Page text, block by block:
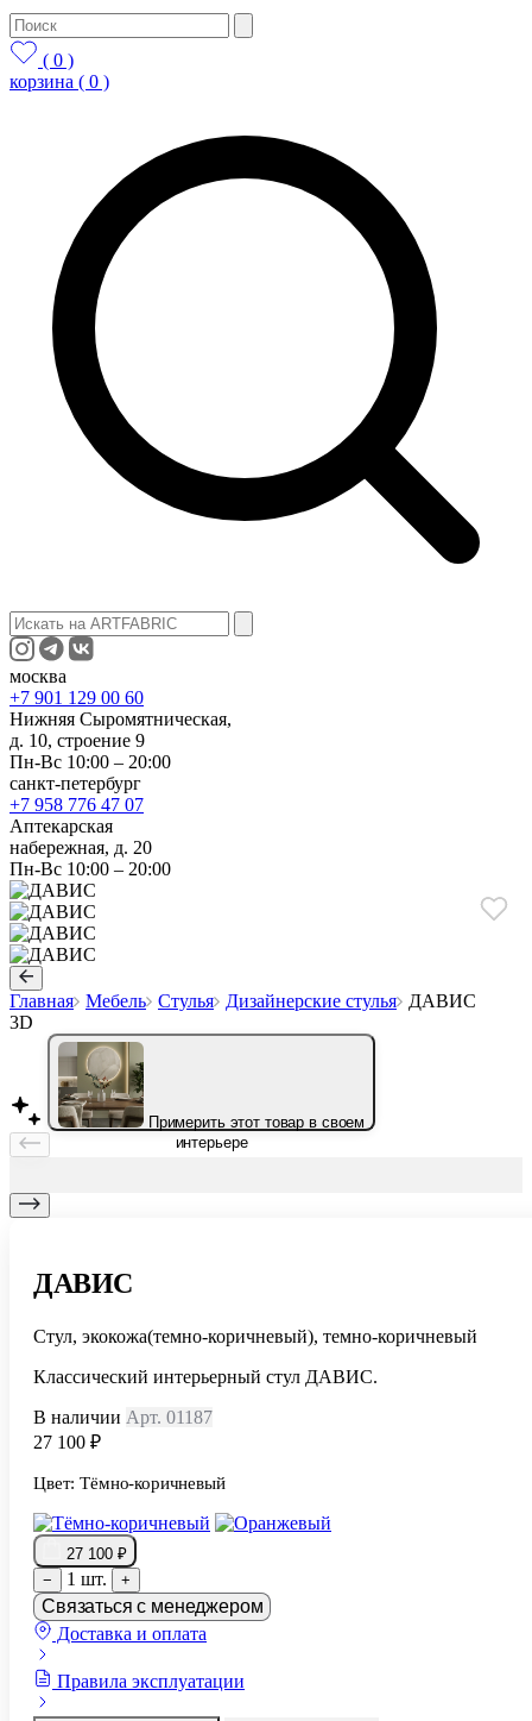
( 0 )
корзина ( 0 )
москва
+7 901 129 00 60
Нижняя Сыромятническая,
д. 10, строение 9
Пн-Вс 10:00 – 20:00
санкт-петербург
+7 958 776 47 07
Аптекарская
набережная, д. 20
Пн-Вс 10:00 – 20:00
Главная Мебель Стулья Дизайнерские стулья
ДАВИС
3D
Примерить этот товар в своем
интерьере
ДАВИС
Стул, экокожа(темно-коричневый), темно-коричневый
Классический интерьерный стул ДАВИС.
В наличии Арт. 01187
27 100 ₽
Цвет: Тёмно-коричневый
27 100 ₽
−
1 шт. +
Связаться с менеджером
Доставка и оплата
Правила эксплуатации